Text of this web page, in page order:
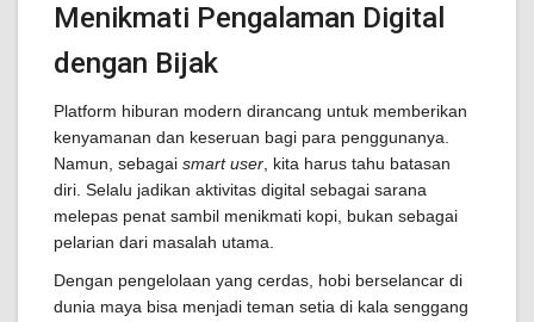
Menikmati Pengalaman Digital
dengan Bijak
Platform hiburan modern dirancang untuk memberikan
kenyamanan dan keseruan bagi para penggunanya.
Namun, sebagai smart user , kita harus tahu batasan
diri. Selalu jadikan aktivitas digital sebagai sarana
melepas penat sambil menikmati kopi, bukan sebagai
pelarian dari masalah utama.
Dengan pengelolaan yang cerdas, hobi berselancar di
dunia maya bisa menjadi teman setia di kala senggang